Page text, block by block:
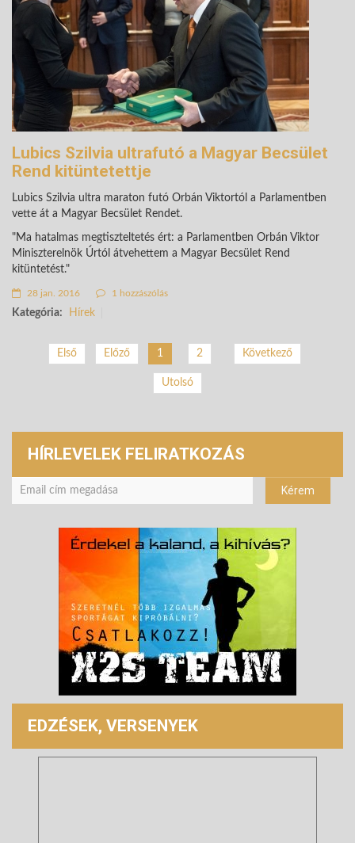
Lubics Szilvia ultrafutó a Magyar Becsület
Rend kitüntetettje
Lubics Szilvia ultra maraton futó Orbán Viktortól a Parlamentben
vette át a Magyar Becsület Rendet.
"Ma hatalmas megtiszteltetés ért: a Parlamentben Orbán Viktor
Miniszterelnök Úrtól átvehettem a Magyar Becsület Rend
kitüntetést."
28 jan. 2016 1 hozzászólás
Kategória: Hírek
Első Előző 1 2 Következő
Utolsó
HÍRLEVELEK FELIRATKOZÁS
EDZÉSEK, VERSENYEK